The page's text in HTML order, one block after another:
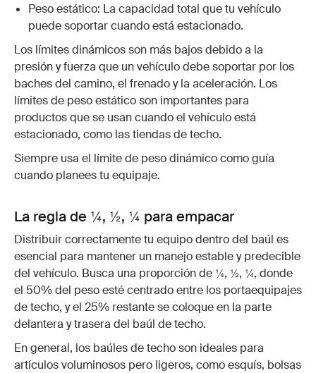
Peso estático: La capacidad total que tu vehículo
puede soportar cuando está estacionado.
Los límites dinámicos son más bajos debido a la
presión y fuerza que un vehículo debe soportar por los
baches del camino, el frenado y la aceleración. Los
límites de peso estático son importantes para
productos que se usan cuando el vehículo está
estacionado, como las tiendas de techo.
Siempre usa el límite de peso dinámico como guía
cuando planees tu equipaje.
La regla de ¼, ½, ¼ para empacar
Distribuir correctamente tu equipo dentro del baúl es
esencial para mantener un manejo estable y predecible
del vehículo. Busca una proporción de ¼, ½, ¼, donde
el 50% del peso esté centrado entre los portaequipajes
de techo, y el 25% restante se coloque en la parte
delantera y trasera del baúl de techo.
En general, los baúles de techo son ideales para
artículos voluminosos pero ligeros, como esquís, bolsas